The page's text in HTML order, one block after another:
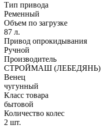
Тип привода
Ременный
Объем по загрузке
87 л.
Привод опрокидывания
Ручной
Производитель
СТРОЙМАШ (ЛЕБЕДЯНЬ)
Венец
чугунный
Класс товара
бытовой
Количество колес
2 шт.